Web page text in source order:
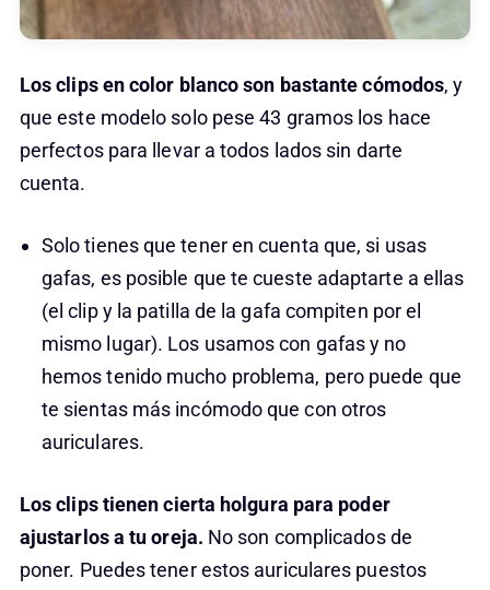
Los clips en color blanco son bastante cómodos, y
que este modelo solo pese 43 gramos los hace
perfectos para llevar a todos lados sin darte
cuenta.
Solo tienes que tener en cuenta que, si usas
gafas, es posible que te cueste adaptarte a ellas
(el clip y la patilla de la gafa compiten por el
mismo lugar). Los usamos con gafas y no
hemos tenido mucho problema, pero puede que
te sientas más incómodo que con otros
auriculares.
Los clips tienen cierta holgura para poder
ajustarlos a tu oreja. No son complicados de
poner. Puedes tener estos auriculares puestos